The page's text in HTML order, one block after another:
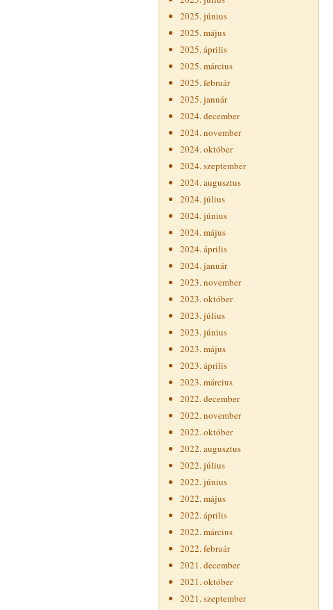
2025. június
2025. május
2025. április
2025. március
2025. február
2025. január
2024. december
2024. november
2024. október
2024. szeptember
2024. augusztus
2024. július
2024. június
2024. május
2024. április
2024. január
2023. november
2023. október
2023. július
2023. június
2023. május
2023. április
2023. március
2022. december
2022. november
2022. október
2022. augusztus
2022. július
2022. június
2022. május
2022. április
2022. március
2022. február
2021. december
2021. október
2021. szeptember